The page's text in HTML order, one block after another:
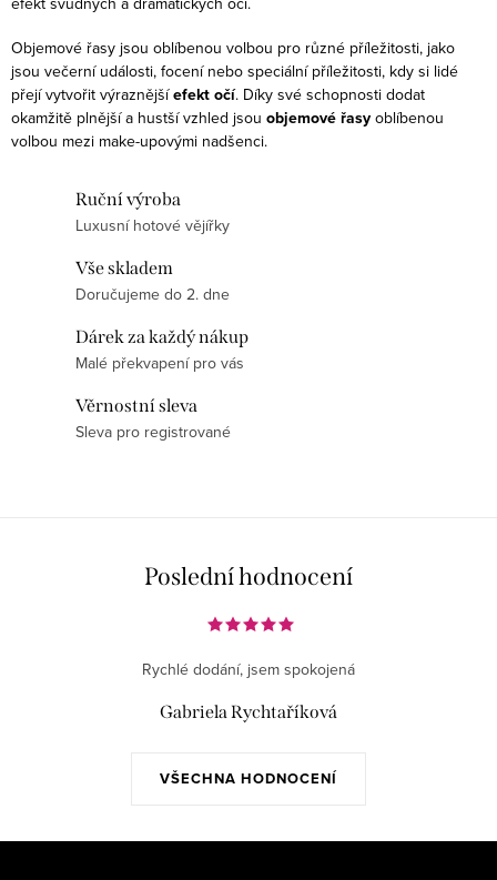
í
p
r
v
k
v
á
n
í
Objemové řasy jsou oblíbenou volbou pro různé příležitosti, jako
jsou večerní události, focení nebo speciální příležitosti, kdy si lidé
přejí vytvořit výraznějšíefekt očí. Díky své schopnosti dodat
okamžitě plnější a hustší vzhled jsou objemové řasy oblíbenou
volbou mezi make-upovými nadšenci.
Ruční výroba
Luxusní hotové vějířky
Vše skladem
Doručujeme do 2. dne
Dárek za každý nákup
Malé překvapení pro vás
Věrnostní sleva
Sleva pro registrované
Poslední hodnocení
VŠECHNA HODNOCENÍ
Rychlé dodání, jsem spokojená
Gabriela Rychtaříková